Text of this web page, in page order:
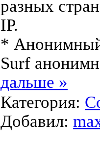
разных
IP.
*
Surf
дальше »
Категория:
Добавил: